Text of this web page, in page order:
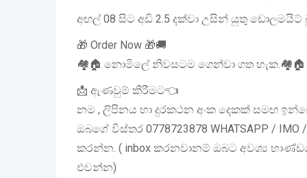
අඟල් 08 සිට අඩි 2.5 දක්වා උසින් යුතු ඩොලමයිට්
🎁 Order Now 🎁🚚
🏘️🏠️ නොමිලේ නිවසටම ගෙන්වා ගත හැක.🏘️🏠️
📩 ඇණවුම් කිරීමට👈
නම , ලිපිනය හා දුරකථන අංක දෙකක් සමඟ
ඔබගේ විස්තර 0778723878 WHATSAPP / IMO /
කරන්න. ( inbox කරනවානම් ඔබට අවශ්‍ය
එවන්න)